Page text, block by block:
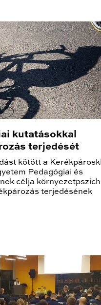
kutatásokkal
terjedését
kötött a
Pedagógiai és
célja
terjedésének